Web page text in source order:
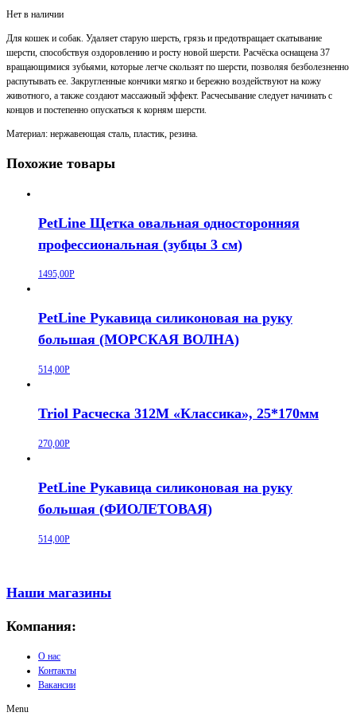
Нет в наличии
Для кошек и собак. Удаляет старую шерсть, грязь и предотвращает скатывание
шерсти, способствуя оздоровлению и росту новой шерсти. Расчёска оснащена 37
вращающимися зубьями, которые легче скользят по шерсти, позволяя безболезненно
распутывать ее. Закругленные кончики мягко и бережно воздействуют на кожу
животного, а также создают массажный эффект. Расчесывание следует начинать с
концов и постепенно опускаться к корням шерсти.
Материал: нержавеющая сталь, пластик, резина.
Похожие товары
PetLine Щетка овальная односторонняя
профессиональная (зубцы 3 см)
1495,00Р
PetLine Рукавица силиконовая на руку
большая (МОРСКАЯ ВОЛНА)
514,00Р
Triol Расческа 312M «Классика», 25*170мм
270,00Р
PetLine Рукавица силиконовая на руку
большая (ФИОЛЕТОВАЯ)
514,00Р
Наши магазины
Компания:
О нас
Контакты
Вакансии
Menu